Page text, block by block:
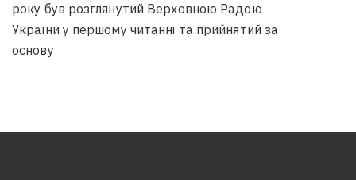
року був розглянутий Верховною Радою
України у першому читанні та прийнятий за
основу